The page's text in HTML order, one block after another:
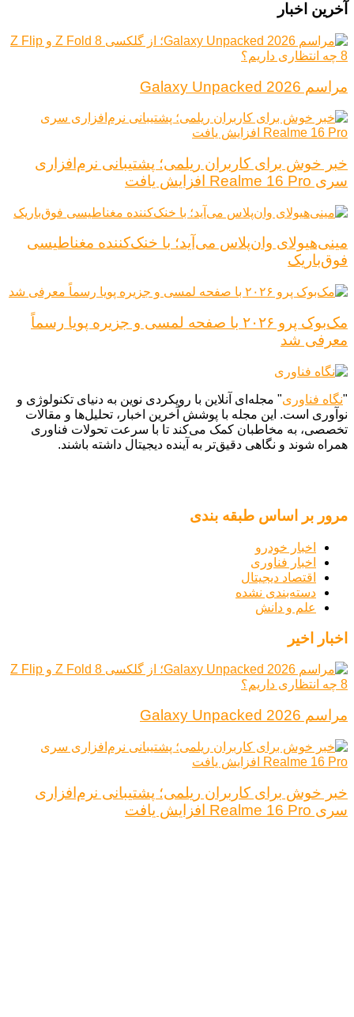
آخرین اخبار
مراسم Galaxy Unpacked 2026
خبر خوش برای کاربران ریلمی؛ پشتیبانی نرم‌افزاری
سری Realme 16 Pro افزایش یافت
مینی‌هیولای وان‌پلاس می‌آید؛ با خنک‌کننده مغناطیسی
فوق‌باریک
مک‌بوک پرو ۲۰۲۶ با صفحه لمسی و جزیره پویا رسماً
معرفی شد
"نگاه فناوری" مجله‌ای آنلاین با رویکردی نوین به دنیای تکنولوژی و
نوآوری است. این مجله با پوشش آخرین اخبار، تحلیل‌ها و مقالات
تخصصی، به مخاطبان کمک می‌کند تا با سرعت تحولات فناوری
همراه شوند و نگاهی دقیق‌تر به آینده دیجیتال داشته باشند.
مرور بر اساس طبقه بندی
اخبار خودرو
اخبار فناوری
اقتصاد دیجیتال
دسته‌بندی نشده
علم و دانش
اخبار اخیر
مراسم Galaxy Unpacked 2026
خبر خوش برای کاربران ریلمی؛ پشتیبانی نرم‌افزاری
سری Realme 16 Pro افزایش یافت